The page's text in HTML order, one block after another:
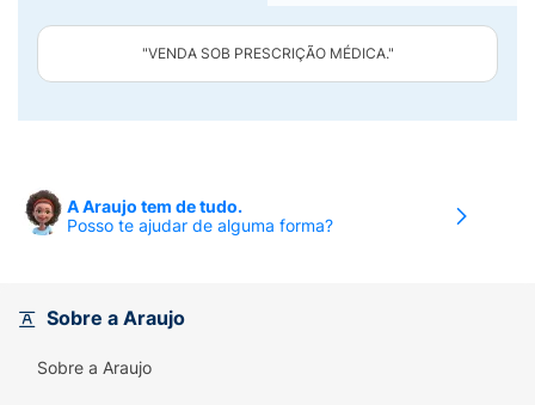
"VENDA SOB PRESCRIÇÃO MÉDICA."
A Araujo tem de tudo.
Posso te ajudar de alguma forma?
Sobre a Araujo
Sobre a Araujo